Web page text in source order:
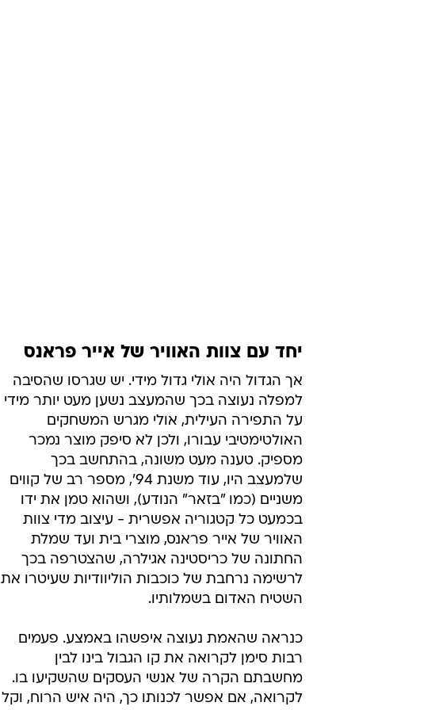
יחד עם צוות האוויר של אייר פראנס
אך הגדול היה אולי גדול מידי. יש שגרסו שהסיבה
למפלה נעוצה בכך שהמעצב נשען מעט יותר מידי
על התפירה העילית, אולי מגרש המשחקים
האולטימטיבי עבורו, ולכן לא סיפק מוצר נמכר
מספיק. טענה מעט משונה, בהתחשב בכך
שלמעצב היו, עוד משנת 94', מספר רב של קווים
משניים (כמו "בזאר" הנודע), ושהוא טמן את ידו
בכמעט כל קטגוריה אפשרית - עיצוב מדי צוות
האוויר של אייר פראנס, מוצרי בית ועד שמלת
החתונה של כריסטינה אגילרה, שהצטרפה בכך
לרשימה נרחבת של כוכבות הוליוודיות שעיטרו את
השטיח האדום בשמלותיו.
כנראה שהאמת נעוצה איפשהו באמצע. פעמים
רבות סימן לקרואה את קו הגבול בינו לבין
מחשבתם הקרה של אנשי העסקים שהשקיעו בו.
לקרואה, אם אפשר לכנותו כך, היה איש הרוח, וקל